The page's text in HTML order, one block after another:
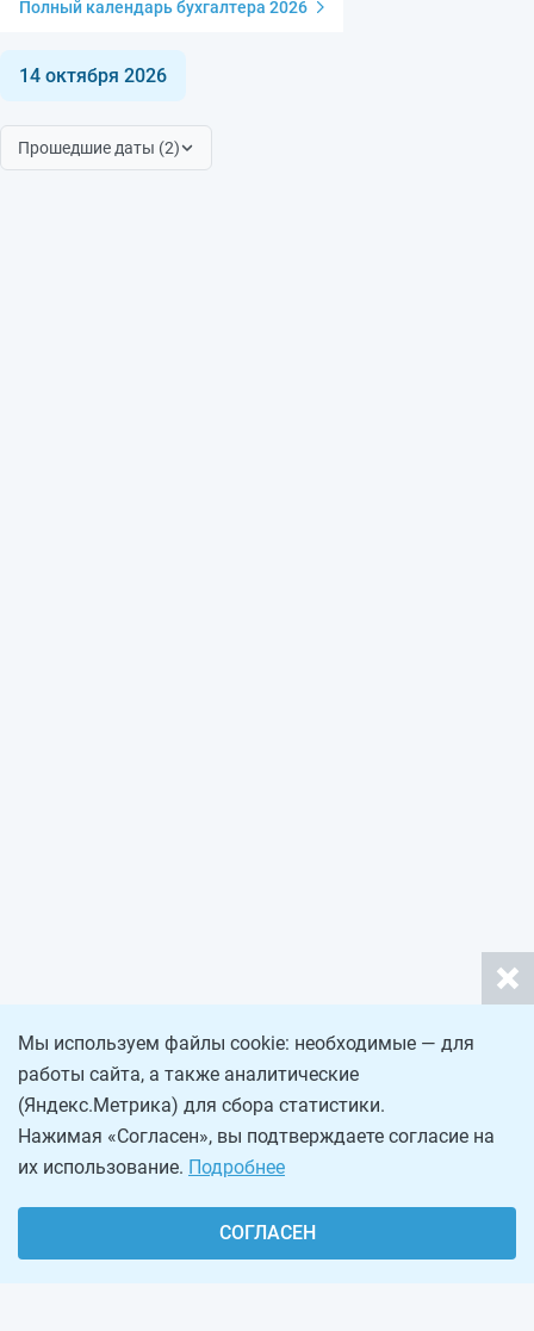
Полный календарь бухгалтера 2026
14 октября 2026
Прошедшие даты (2)
Мы используем файлы cookie: необходимые — для
работы сайта, а также аналитические
(Яндекс.Метрика) для сбора статистики.
Нажимая «Согласен», вы подтверждаете согласие на
их использование. Подробнее
СОГЛАСЕН